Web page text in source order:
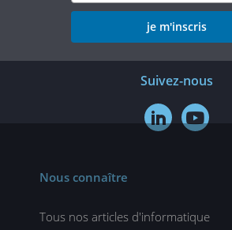
je m'inscris
Suivez-nous
 
Nous connaître
Tous nos articles d'informatique